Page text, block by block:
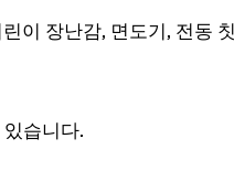
이 장난감, 면도기, 전동 칫
습니다.